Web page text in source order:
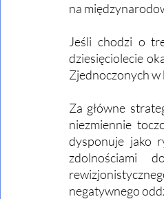
na
Jeśli chodzi o
dziesięciolecie
Zjednoczonych w
Za główne
niezmiennie
dysponuje jako
zdolnościami
negatywnego